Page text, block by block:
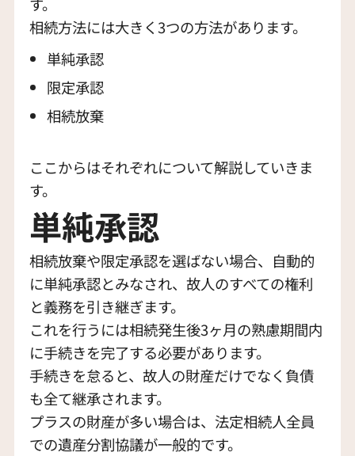
す。
相続方法には大きく3つの方法があります。
単純承認
限定承認
相続放棄
ここからはそれぞれについて解説していきま
す。
単純承認
相続放棄や限定承認を選ばない場合、自動的
に単純承認とみなされ、故人のすべての権利
と義務を引き継ぎます。
これを行うには相続発生後3ヶ月の熟慮期間内
に手続きを完了する必要があります。
手続きを怠ると、故人の財産だけでなく負債
も全て継承されます。
プラスの財産が多い場合は、法定相続人全員
での遺産分割協議が一般的です。